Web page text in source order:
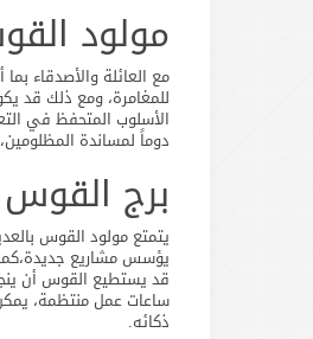
مولود
مع العائلة والأصدقاء
للمغامرة، ومع ذلك قد
الأسلوب المتحفظ في
دوماً لمساندة
برج
يتمتع مولود القوس
يؤسس مشاريع جديدة،كما
قد يستطيع القوس أن
ساعات عمل منتظمة،
ذكائه.